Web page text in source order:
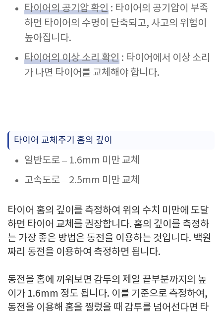
타이어의 공기압 확인 : 타이어의 공기압이 부족
하면 타이어의 수명이 단축되고, 사고의 위험이
높아집니다.
타이어의 이상 소리 확인 : 타이어에서 이상 소리
가 나면 타이어를 교체해야 합니다.
타이어 교체주기 홈의 깊이
일반도로 – 1.6mm 미만 교체
고속도로 – 2.5mm 미만 교체
타이어 홈의 깊이를 측정하여 위의 수치 미만에 도달
하면 타이어 교체를 권장합니다. 홈의 깊이를 측정하
는 가장 좋은 방법은 동전을 이용하는 것입니다. 백원
짜리 동전을 이용하여 측정하면 됩니다.
동전을 홈에 끼워보면 감투의 제일 끝부분까지의 높
이가 1.6mm 정도 됩니다. 이를 기준으로 측정하여,
동전을 이용해 홈을 찔렀을 때 감투를 넘어선다면 타